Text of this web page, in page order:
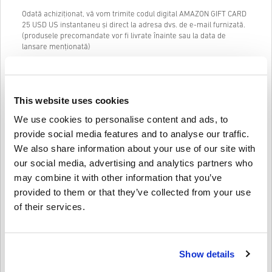
This website uses cookies
We use cookies to personalise content and ads, to
provide social media features and to analyse our traffic.
We also share information about your use of our site with
our social media, advertising and analytics partners who
may combine it with other information that you’ve
provided to them or that they’ve collected from your use
of their services.
Show details
Odată achiziționat, vă vom trimite codul digital AMAZON GIFT CARD
25 USD US instantaneu și direct la adresa dvs. de e-mail furnizată.
(produsele precomandate vor fi livrate înainte sau la data de
lansare menționată)
întotdeauna disponibile în cazul în care aveți probleme sau
Sistemul nostru de cumpărare în 3 pași, ușor de urmărit, nu conține
formulare enervante sau chestionare de completat și necesită doar
o adresă de e-mail și o metodă de plată validă, făcând astfel
procesul de cumpărare a AMAZON GIFT CARD 25 USD US pentru PC
de la livecards.net rapid și ușor.
Cum funcționează pe Livecards.net
lansare menționată, în timp ce articolele aflate în stoc vor fi